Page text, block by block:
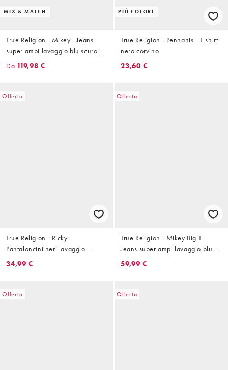
MIX & MATCH
True Religion - Mikey - Jeans
super ampi lavaggio blu scuro in
coordinato
Da 119,98 €
PIÙ COLORI
True Religion - Pennants - T-shirt
nero corvino
23,60 €
Offerta
True Religion - Ricky -
Pantaloncini neri lavaggio
risciacquato con fondo sfrangiato
34,99 €
Offerta
True Religion - Mikey Big T -
Jeans super ampi lavaggio blu
chiaro con tinta
59,99 €
Offerta Offerta